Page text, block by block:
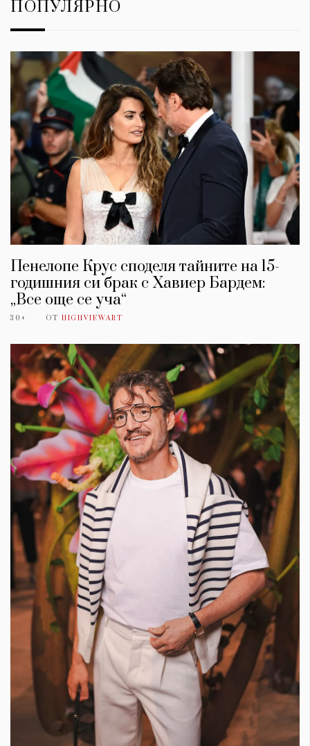
ПОПУЛЯРНО
Пенелопе Крус споделя тайните на 15-
годишния си брак с Хавиер Бардем:
„Все още се уча“
30+ ОТ HIGHVIEWART